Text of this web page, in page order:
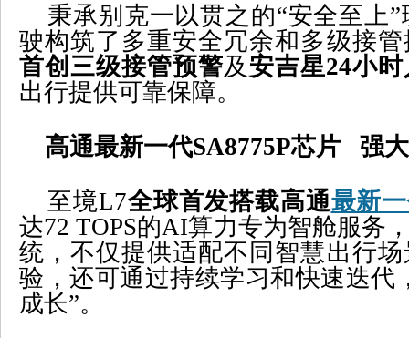
秉承别克一以贯之的“安全至上”
驶构筑了多重安全冗余和多级接
首创三级接管预警及 安吉星24小
出行提供可靠保障。
高通最新一代SA8775P芯片
强大
至境L7全球首发搭载高通最新
达72 TOPS的AI算力专为智舱服务
统，不仅提供适配不同智慧出行
验，还可通过持续学习和快速迭代
成长”。